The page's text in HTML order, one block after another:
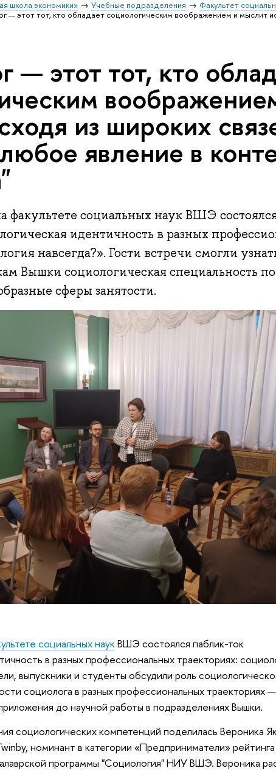
школа экономики» Учебные подразделения Факультет
— этот тот, кто обладает социологическим воображением и мыслит
— этот тот, кто
из широких
явление в
факультете социальных наук ВШЭ
идентичность в разных
навсегда?». Гости встречи смогли
Вышки социологическая специальность
сферы занятости.
социальных наукВШЭ состоялся паблик-ток
в разных профессиональных траекториях:
выпускники и студенты обсудили роль
социолога в разных профессиональных траекториях
до научной работы в подразделениях Вышки.
социологических компетенций поделилась Вероника
номинант в категории «Предприниматели»
программы "Социология" НИУ ВШЭ. Вероника